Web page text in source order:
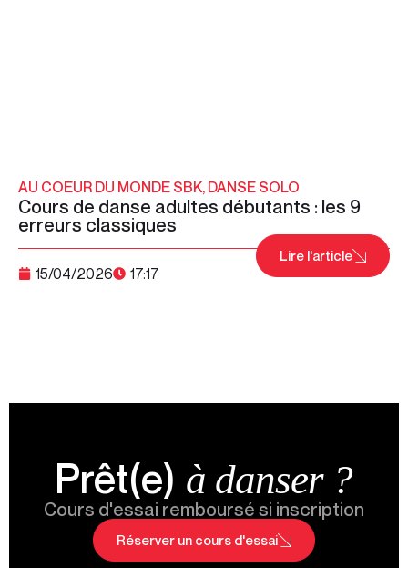
AU COEUR DU MONDE SBK, DANSE SOLO
Cours de danse adultes débutants : les 9
erreurs classiques
15/04/2026 17:17
Lire l'article
Prêt(e) à danser ?
Cours d'essai remboursé si inscription
Réserver un cours d'essai